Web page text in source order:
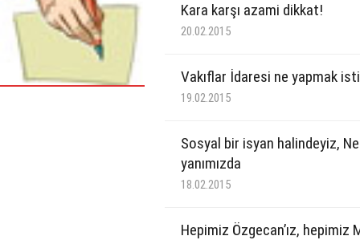
Kara karşı azami dikkat!
20.02.2015
Vakıflar İdaresi ne yapmak
19.02.2015
Sosyal bir isyan halindeyiz,
yanımızda
18.02.2015
Hepimiz Özgecan’ız, hepimiz